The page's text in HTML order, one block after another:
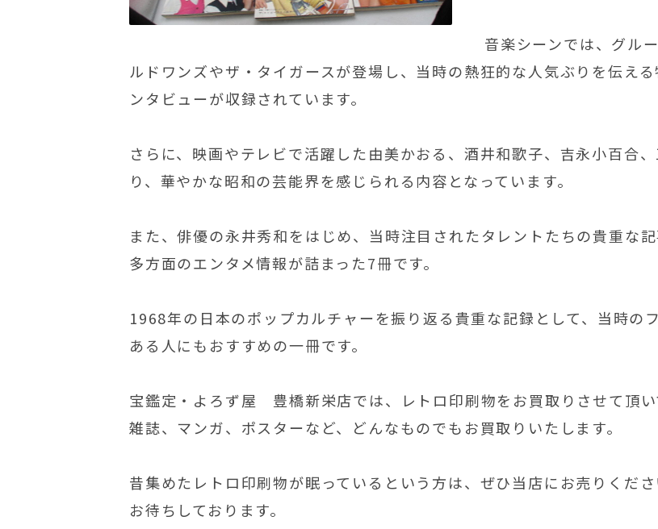
音楽シーンでは、グル
ルドワンズやザ・タイガースが登場し、当時の熱狂的な人気ぶりを伝え
ンタビューが収録されています。
さらに、映画やテレビで活躍した由美かおる、酒井和歌子、吉永小百合
り、華やかな昭和の芸能界を感じられる内容となっています。
また、俳優の永井秀和をはじめ、当時注目されたタレントたちの貴重な
多方面のエンタメ情報が詰まった7冊です。
1968年の日本のポップカルチャーを振り返る貴重な記録として、当時の
ある人にもおすすめの一冊です。
宝鑑定・よろず屋 豊橋新栄店では、レトロ印刷物をお買取りさせて頂い
雑誌、マンガ、ポスターなど、どんなものでもお買取りいたします。
昔集めたレトロ印刷物が眠っているという方は、ぜひ当店にお売りくださ
お待ちしております。